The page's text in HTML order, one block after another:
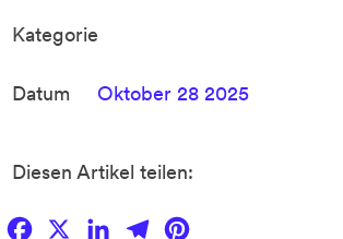
Kategorie
Datum Oktober 28 2025
Diesen Artikel teilen:
Facebook
X LinkedIn
Telegram